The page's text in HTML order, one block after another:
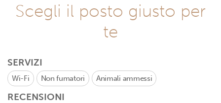
Scegli il posto giusto per
te
SERVIZI
Wi-Fi Non fumatori Animali ammessi
RECENSIONI